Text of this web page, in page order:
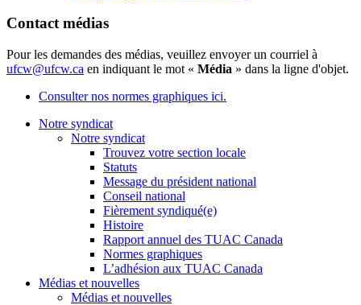
Contact médias
Pour les demandes des médias, veuillez envoyer un courriel à
ufcw@ufcw.ca en indiquant le mot « Média » dans la ligne d'objet.
Consulter nos normes graphiques ici.
Notre syndicat
Notre syndicat
Trouvez votre section locale
Statuts
Message du président national
Conseil national
Fièrement syndiqué(e)
Histoire
Rapport annuel des TUAC Canada
Normes graphiques
L’adhésion aux TUAC Canada
Médias et nouvelles
Médias et nouvelles